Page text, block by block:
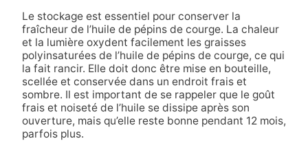
Le stockage est essentiel pour conserver la
fraîcheur de l’huile de pépins de courge. La chaleur
et la lumière oxydent facilement les graisses
polyinsaturées de l’huile de pépins de courge, ce qui
la fait rancir. Elle doit donc être mise en bouteille,
scellée et conservée dans un endroit frais et
sombre. Il est important de se rappeler que le goût
frais et noiseté de l’huile se dissipe après son
ouverture, mais qu’elle reste bonne pendant 12 mois,
parfois plus.